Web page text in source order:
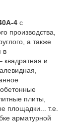
4 с
производства,
а также
в
квадратная и
плиты,
площадки... т.е.
арматурной